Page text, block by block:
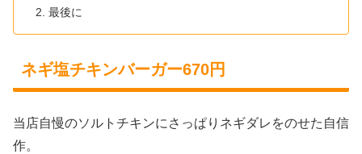
最後に
ネギ塩チキンバーガー670円
当店自慢のソルトチキンにさっぱりネギダレをのせた自信
作。